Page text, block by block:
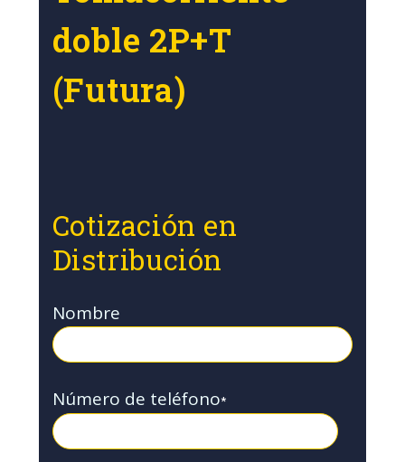
doble 2P+T
(Futura)
Cotización en
Distribución
Nombre
Número de teléfono*